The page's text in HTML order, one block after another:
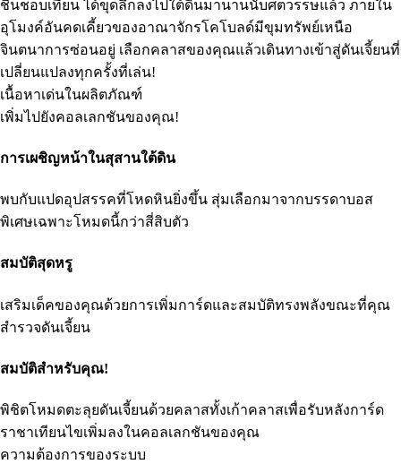
ชื่นชอบเทียน ได้ขุดลึกลงไปใต้ดินมานานนับศตวรรษแล้ว ภายใน
อุโมงค์อันคดเคี้ยวของอาณาจักรโคโบลด์มีขุมทรัพย์เหนือ
จินตนาการซ่อนอยู่ เลือกคลาสของคุณแล้วเดินทางเข้าสู่ดันเจี้ยนที่
เปลี่ยนแปลงทุกครั้งที่เล่น!
เนื้อหาเด่นในผลิตภัณฑ์
เพิ่มไปยังคอลเลกชันของคุณ!
การเผชิญหน้าในสุสานใต้ดิน
พบกับแปดอุปสรรคที่โหดหินยิ่งขึ้น สุ่มเลือกมาจากบรรดาบอส
พิเศษเฉพาะโหมดนี้กว่าสี่สิบตัว
สมบัติสุดหรู
เสริมเด็คของคุณด้วยการเพิ่มการ์ดและสมบัติทรงพลังขณะที่คุณ
สำรวจดันเจี้ยน
สมบัติสำหรับคุณ!
พิชิตโหมดตะลุยดันเจี้ยนด้วยคลาสทั้งเก้าคลาสเพื่อรับหลังการ์ด
ราชาเทียนไขเพิ่มลงในคอลเลกชันของคุณ
ความต้องการของระบบ